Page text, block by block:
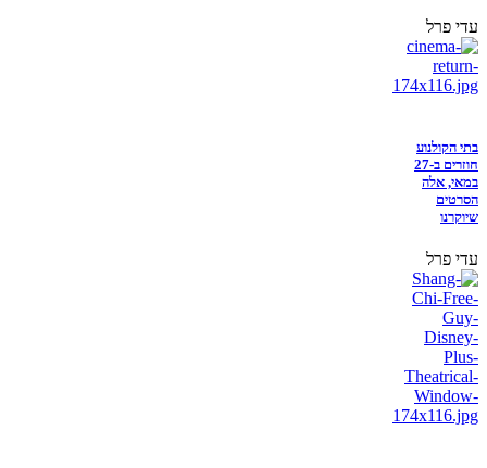
עדי פרל
בתי הקולנוע
חוזרים ב-27
במאי, אלה
הסרטים
שיוקרנו
עדי פרל